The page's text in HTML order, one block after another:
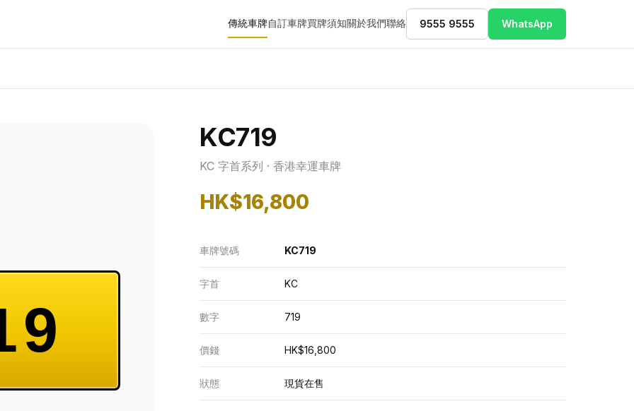
傳統車牌自訂車牌買牌須知關於我們聯絡 9555 9555 WhatsApp
KC719
KC 字首系列 · 香港幸運車牌
HK$16,800
車牌號碼 KC719
字首 KC
數字 719
價錢 HK$16,800
狀態 現貨在售